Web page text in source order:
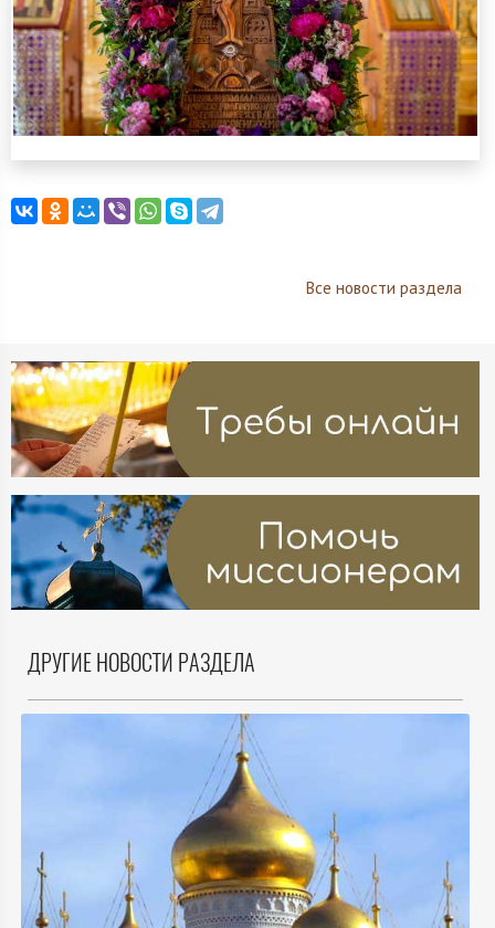
Все новости раздела
ДРУГИЕ НОВОСТИ РАЗДЕЛА